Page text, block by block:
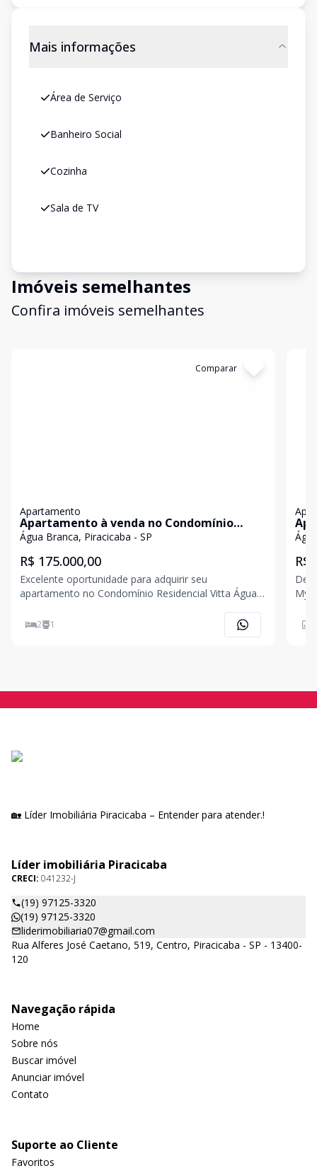
Mais informações
Área de Serviço
Banheiro Social
Cozinha
Sala de TV
Imóveis semelhantes
Confira imóveis semelhantes
Comparar
Apartamento
Apartamento à venda no Condomínio
Residencial Vitta Água Branca, em
Água Branca, Piracicaba - SP
R$ 175.000,00
Excelente oportunidade para adquirir seu
apartamento no Condomínio Residencial Vitta Água
imóvel oferece 2 dormitórios bem distribuídos e 1
banheiro social, sendo ideal para quem busca
2 1
R$
🏡 Líder Imobiliária Piracicaba – Entender para atender.!
Líder imobiliária Piracicaba
CRECI: 041232-J
(19) 97125-3320
(19) 97125-3320
liderimobiliaria07@gmail.com
Rua Alferes José Caetano, 519, Centro, Piracicaba - SP - 13400-
120
Navegação rápida
Home
Sobre nós
Buscar imóvel
Anunciar imóvel
Contato
Suporte ao Cliente
Favoritos